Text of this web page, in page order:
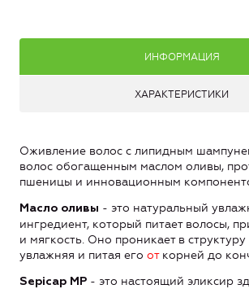
ИНФОРМАЦИЯ
ХАРАКТЕРИСТИКИ
Оживление волос с липидным
волос обогащенным маслом оливы,
пшеницы и инновационным
Масло оливы - это натуральный
ингредиент, который питает волосы,
и мягкость. Оно проникает в структуру
увлажняя и питая его от корней до
Sepicap MP - это настоящий эликсир